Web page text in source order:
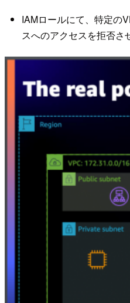
IAMロールにて、特定の
スへのアクセスを拒否さ